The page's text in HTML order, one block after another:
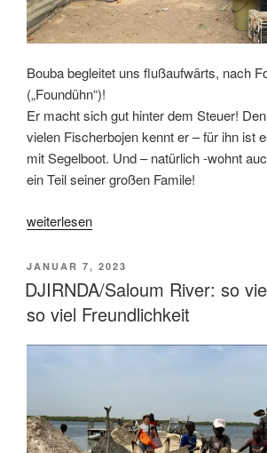
Bouba begleitet uns flußaufwärts, nach
(„Foundühn“)!
Er macht sich gut hinter dem Steuer!
vielen Fischerbojen kennt er – für ihn ist
mit Segelboot. Und – natürlich -wohnt
ein Teil seiner großen Famile!
„Foundiounge“
weiterlesen
VERÖFFENTLICHT
AM
JANUAR 7, 2023
DJIRNDA/Saloum River: so
so viel Freundlichkeit